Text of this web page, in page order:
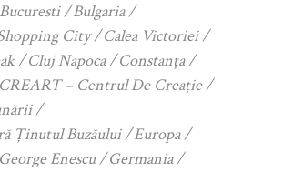
Bucuresti
Bulgaria
City
Calea Victoriei
Cluj Napoca
Constanța
CREART – Centrul De Creație
Ținutul Buzăului
Europa
George Enescu
Germania